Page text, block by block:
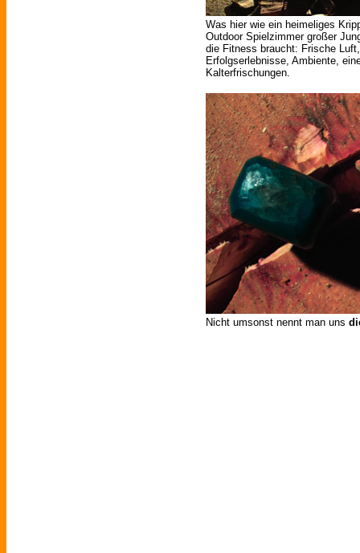
Was hier wie ein heimeliges
Outdoor Spielzimmer großer
die Fitness braucht: Frische
Erfolgserlebnisse, Ambiente,
Kalterfrischungen.
Nicht umsonst nennt man uns